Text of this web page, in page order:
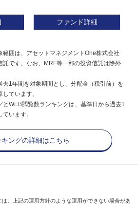
ファンド詳細
囲は、アセットマネジメントOne株式会社
託です。なお、MRF等一部の投資信託は除外
1年間を対象期間とし、分配金（税引前）を
ています。
WEB閲覧数ランキングは、基準日から過去1
います。
キングの詳細はこちら
、上記の運用方針のような運用ができない場合があ